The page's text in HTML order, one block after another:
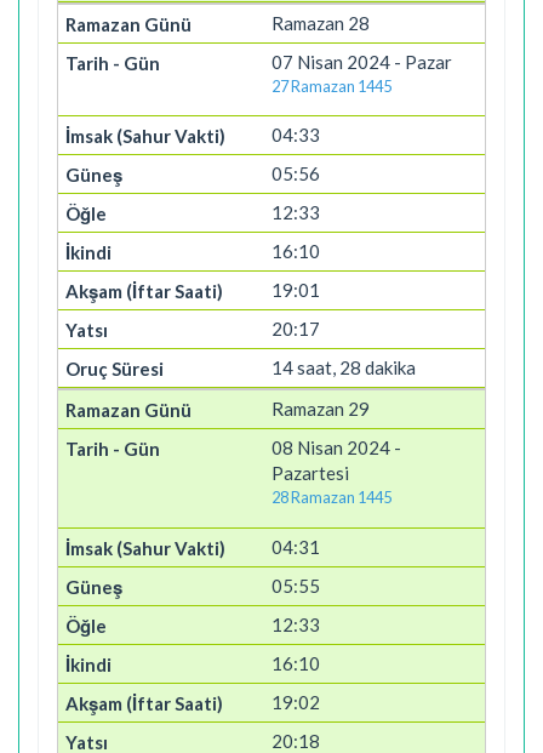
Ramazan 28
07 Nisan 2024 - Pazar
27 Ramazan 1445
04:33
05:56
12:33
16:10
19:01
20:17
14 saat, 28 dakika
Ramazan 29
08 Nisan 2024 -
Pazartesi
28 Ramazan 1445
04:31
05:55
12:33
16:10
19:02
20:18